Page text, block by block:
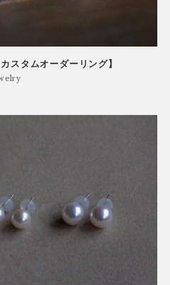
スタムオーダーリング】